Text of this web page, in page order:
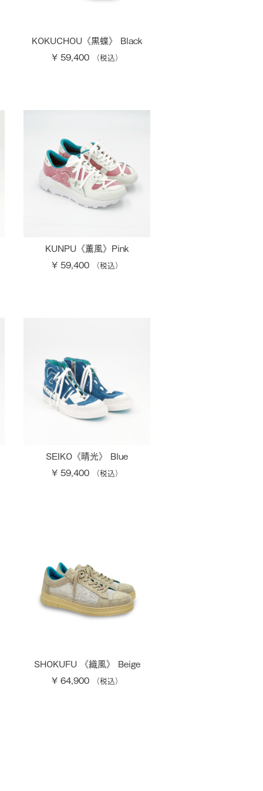
KOKUCHOU《黒蝶》 Black
¥ 59,400
KUNPU《薫風》Pink
¥ 59,400
SEIKO《晴光》 Blue
¥ 59,400
SHOKUFU 《織風》 Beige
¥ 64,900